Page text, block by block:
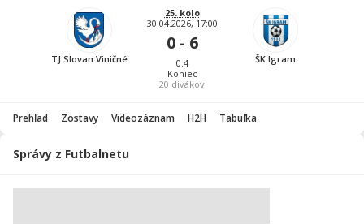
TJ Slovan Viničné
25. kolo
30.04.2026, 17:00
0 - 6
0:4
Koniec
20 divákov
ŠK Igram
Prehľad Zostavy Videozáznam H2H Tabuľka
Správy z Futbalnetu